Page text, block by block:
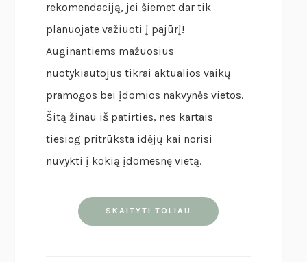
rekomendaciją, jei šiemet dar tik
planuojate važiuoti į pajūrį!
Auginantiems mažuosius
nuotykiautojus tikrai aktualios vaikų
pramogos bei įdomios nakvynės vietos.
Šitą žinau iš patirties, nes kartais
tiesiog pritrūksta idėjų kai norisi
nuvykti į kokią įdomesnę vietą.
SKAITYTI TOLIAU